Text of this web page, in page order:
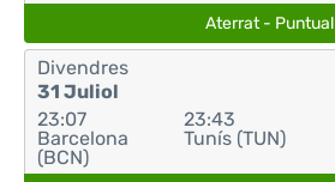
Aterrat - Puntual
Divendres
31 Juliol
23:07
Barcelona
(BCN)
23:43
Tunís (TUN)